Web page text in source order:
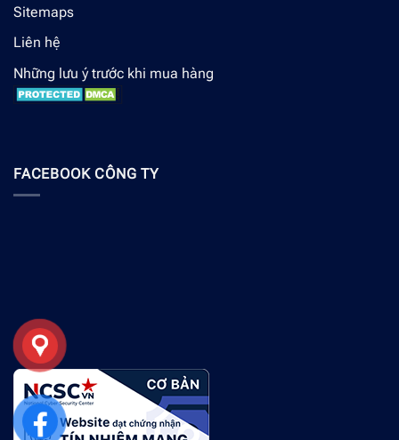
Sitemaps
Liên hệ
Những lưu ý trước khi mua hàng
FACEBOOK CÔNG TY